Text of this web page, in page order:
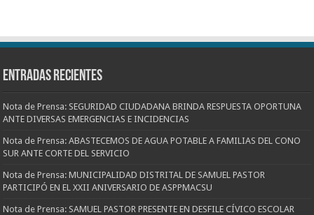
Entradas recientes
Nota de Prensa: SEGURIDAD CIUDADANA BRINDA RESPUESTA OPORTUNA
ANTE DIVERSAS EMERGENCIAS E INCIDENCIAS
Nota de Prensa: ABASTECEMOS DE AGUA POTABLE A FAMILIAS DEL CONO
SUR ANTE CORTE DEL SERVICIO
Nota de Prensa: MUNICIPALIDAD DISTRITAL DE SAMUEL PASTOR
PARTICIPÓ EN EL XXII ANIVERSARIO DE ASPPMACSU
Nota de Prensa: SAMUEL PASTOR PRESENTE EN DESFILE CÍVICO ESCOLAR